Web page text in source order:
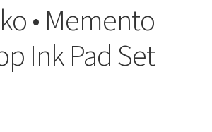
• Memento
Ink Pad Set